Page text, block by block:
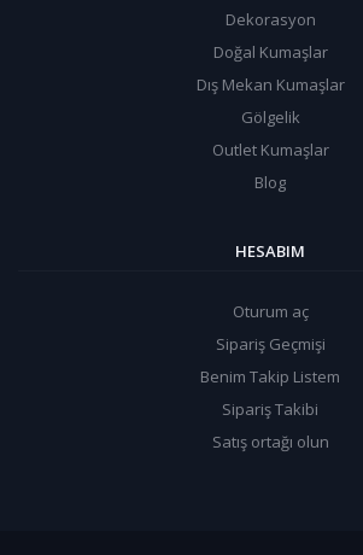
Dekorasyon
Doğal Kumaşlar
Dış Mekan Kumaşlar
Gölgelik
Outlet Kumaşlar
Blog
HESABIM
Oturum aç
Sipariş Geçmişi
Benim Takip Listem
Sipariş Takibi
Satış ortağı olun